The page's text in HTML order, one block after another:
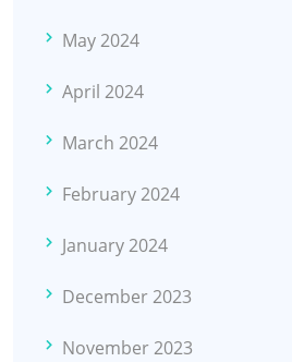
May 2024
April 2024
March 2024
February 2024
January 2024
December 2023
November 2023